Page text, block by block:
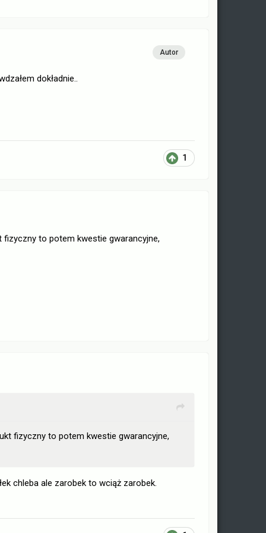
Autor
dokładnie..
1
to potem kwestie gwarancyjne,
fizyczny to potem kwestie gwarancyjne,
chleba ale zarobek to wciąż zarobek.